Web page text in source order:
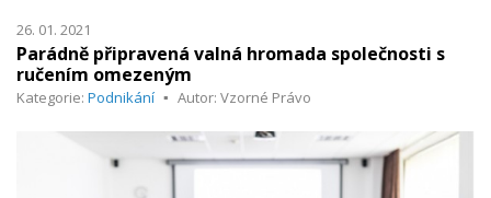
26. 01. 2021
Parádně připravená valná hromada společnosti s
ručením omezeným
Kategorie: Podnikání Autor: Vzorné Právo